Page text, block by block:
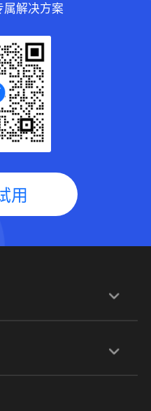
属解决方案
用
培训 兴趣培训